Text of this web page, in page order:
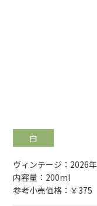
白
ヴィンテージ：2026年
内容量：200ml
参考小売価格：￥375
白